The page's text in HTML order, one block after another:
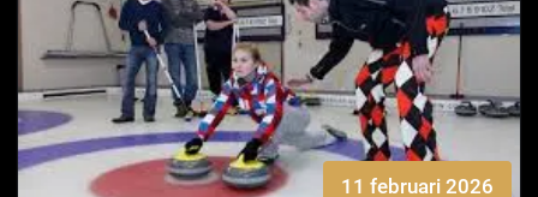
11 februari 2026